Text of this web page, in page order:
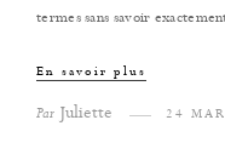
termes sans savoir
En savoir plus
Par Juliette 24